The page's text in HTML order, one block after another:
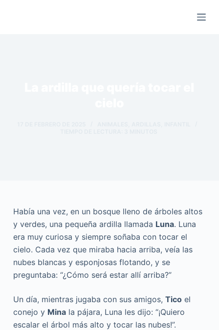
Había una vez, en un bosque lleno de árboles altos
y verdes, una pequeña ardilla llamada Luna. Luna
era muy curiosa y siempre soñaba con tocar el
cielo. Cada vez que miraba hacia arriba, veía las
nubes blancas y esponjosas flotando, y se
preguntaba: “¿Cómo será estar allí arriba?”
Un día, mientras jugaba con sus amigos, Ticoel
conejo y Minala pájara, Luna les dijo: “¡Quiero
escalar el árbol más alto y tocar las nubes!”.